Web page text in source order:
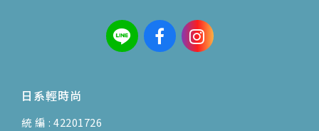
日系輕時尚
統 編 : 42201726